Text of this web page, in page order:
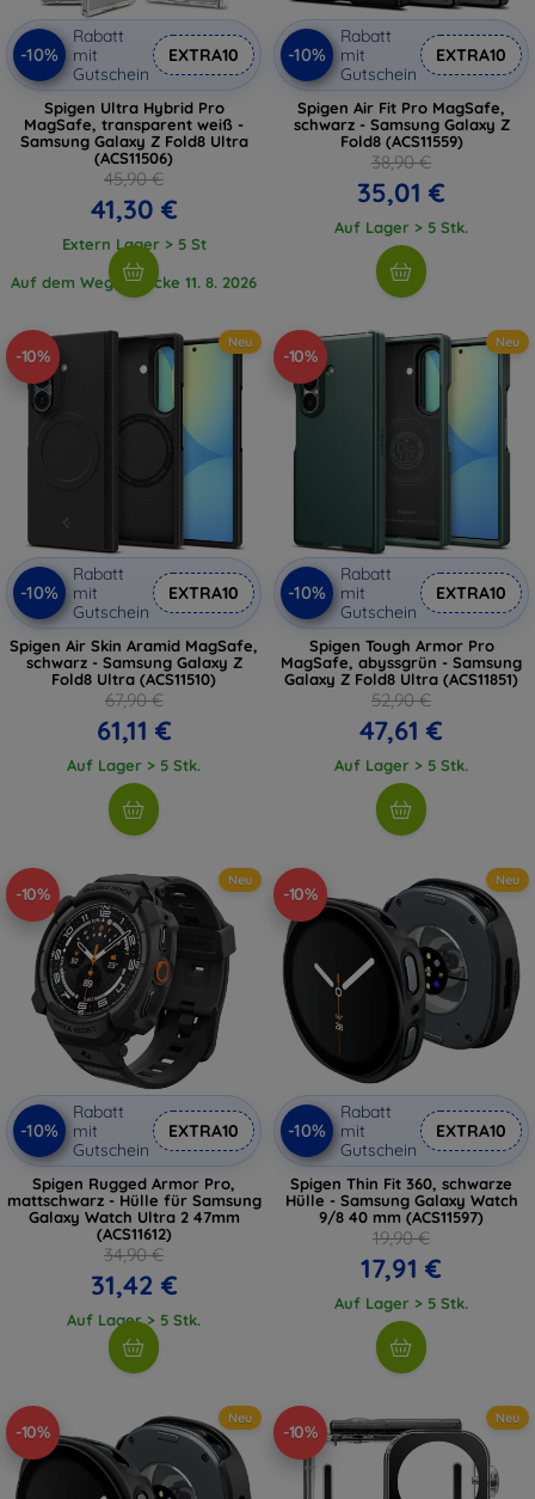
-10%
Rabatt
mit
Gutschein
EXTRA10
Spigen Ultra Hybrid Pro
MagSafe, transparent weiß -
Samsung Galaxy Z Fold8 Ultra
(ACS11506)
45,90 €
41,30 €
Extern Lager > 5 St
Auf dem Weg 1 Stücke 11. 8. 2026
-10%
Rabatt
mit
Gutschein
EXTRA10
Spigen Air Fit Pro MagSafe,
schwarz - Samsung Galaxy Z
Fold8 (ACS11559)
38,90 €
35,01 €
Auf Lager > 5 Stk.
-10%
Neu
-10%
Rabatt
mit
Gutschein
EXTRA10
Spigen Air Skin Aramid MagSafe,
schwarz - Samsung Galaxy Z
Fold8 Ultra (ACS11510)
67,90 €
61,11 €
Auf Lager > 5 Stk.
-10%
Neu
-10%
Rabatt
mit
Gutschein
EXTRA10
Spigen Tough Armor Pro
MagSafe, abyssgrün - Samsung
Galaxy Z Fold8 Ultra (ACS11851)
52,90 €
47,61 €
Auf Lager > 5 Stk.
-10%
Neu
-10%
Rabatt
mit
Gutschein
EXTRA10
Spigen Rugged Armor Pro,
mattschwarz - Hülle für Samsung
Galaxy Watch Ultra 2 47mm
(ACS11612)
34,90 €
31,42 €
Auf Lager > 5 Stk.
-10%
Neu
-10%
Rabatt
mit
Gutschein
EXTRA10
Spigen Thin Fit 360, schwarze
Hülle - Samsung Galaxy Watch
9/8 40 mm (ACS11597)
19,90 €
17,91 €
Auf Lager > 5 Stk.
-10%
Neu
-10%
Neu